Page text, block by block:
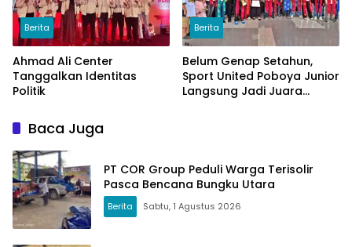
Berita
Ahmad Ali Center
Tanggalkan Identitas
Politik
Berita
Belum Genap Setahun,
Sport United Poboya Junior
Langsung Jadi Juara
Baca Juga
PT COR Group Peduli Warga Terisolir
Pasca Bencana Bungku Utara
Berita Sabtu, 1 Agustus 2026